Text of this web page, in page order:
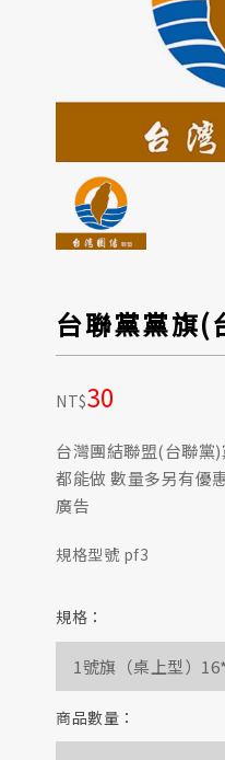
台聯黨黨旗(
NT$30
台灣團結聯盟(台聯黨
都能做 數量多另有優
廣告
規格型號 pf3
規格：
商品數量：